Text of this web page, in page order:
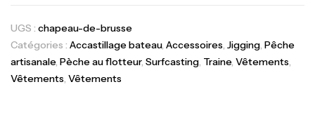
UGS : chapeau-de-brusse
Catégories : Accastillage bateau, Accessoires, Jigging, Pêche
artisanale, Pèche au flotteur, Surfcasting, Traine, Vêtements,
Vêtements, Vêtements